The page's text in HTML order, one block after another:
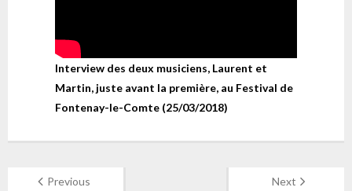
Interview des deux musiciens, Laurent et
Martin, juste avant la première, au Festival de
Fontenay-le-Comte (25/03/2018)
Previous Next